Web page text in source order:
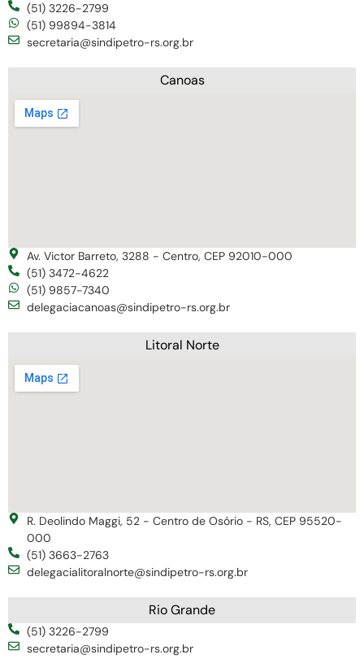
(51) 3226-2799
(51) 99894-3814
secretaria@sindipetro-rs.org.br
Canoas
Av. Victor Barreto, 3288 - Centro, CEP 92010-000
(51) 3472-4622
(51) 9857-7340
delegaciacanoas@sindipetro-rs.org.br
Litoral Norte
R. Deolindo Maggi, 52 - Centro de Osório - RS, CEP 95520-
000
(51) 3663-2763
delegacialitoralnorte@sindipetro-rs.org.br
Rio Grande
(51) 3226-2799
secretaria@sindipetro-rs.org.br